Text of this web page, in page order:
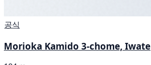
공식
Morioka Kamido 3-chome, Iwate